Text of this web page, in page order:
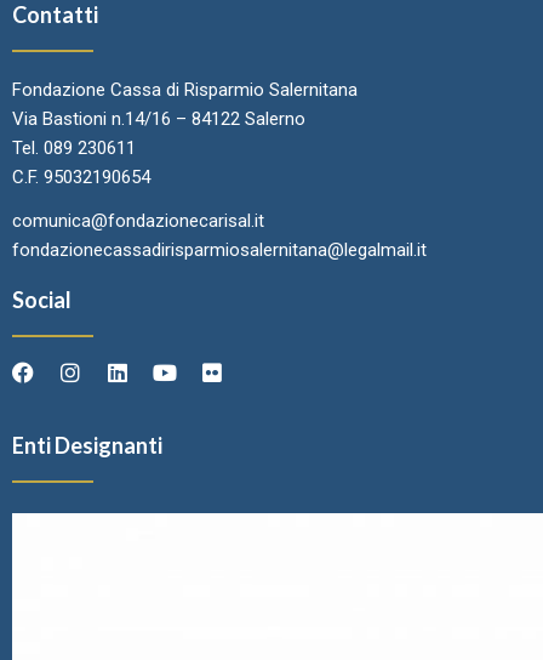
Contatti
Fondazione Cassa di Risparmio Salernitana
Via Bastioni n.14/16 – 84122 Salerno
Tel. 089 230611
C.F. 95032190654
comunica@fondazionecarisal.it
fondazionecassadirisparmiosalernitana@legalmail.it
Social
Enti Designanti